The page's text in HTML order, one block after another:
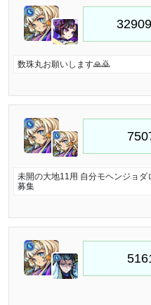
数珠丸お願いします🙏🙇
未開の大地11用 自分モヘンジョ
募集